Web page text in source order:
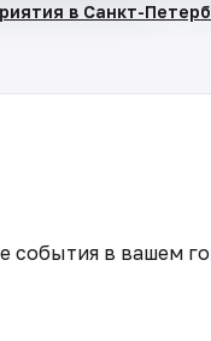
в Санкт-
события в вашем